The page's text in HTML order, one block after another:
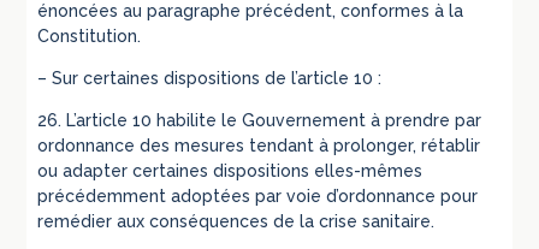
énoncées au paragraphe précédent, conformes à la
Constitution.
– Sur certaines dispositions de l’article 10 :
26. L’article 10 habilite le Gouvernement à prendre par
ordonnance des mesures tendant à prolonger, rétablir
ou adapter certaines dispositions elles-mêmes
précédemment adoptées par voie d’ordonnance pour
remédier aux conséquences de la crise sanitaire.